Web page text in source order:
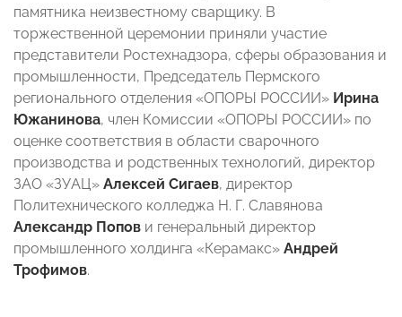
памятника неизвестному сварщику. В
торжественной церемонии приняли участие
представители Ростехнадзора, сферы образования и
промышленности, Председатель Пермского
регионального отделения «ОПОРЫ РОССИИ» Ирина
Южанинова, член Комиссии «ОПОРЫ РОССИИ» по
оценке соответствия в области сварочного
производства и родственных технологий, директор
ЗАО «ЗУАЦ» Алексей Сигаев, директор
Политехнического колледжа Н. Г. Славянова
Александр Попов и генеральный директор
промышленного холдинга «Керамакс» Андрей
Трофимов.